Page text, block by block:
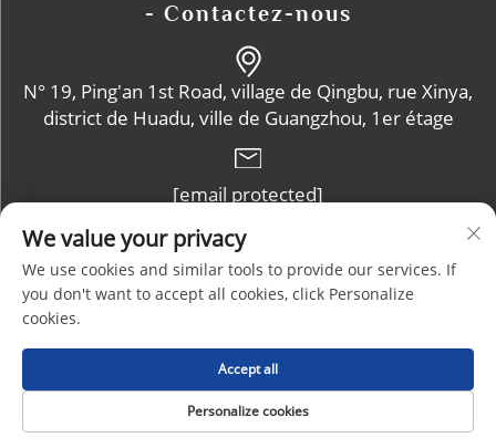
- Contactez-nous
N° 19, Ping'an 1st Road, village de Qingbu, rue Xinya,
district de Huadu, ville de Guangzhou, 1er étage
[email protected]
+86-13632102114
Droits d'auteur © Guangzhou Zhoucheng Plastic Products Co.,
BLOGUE|
We value your privacy
We use cookies and similar tools to provide our services. If
you don't want to accept all cookies, click Personalize
cookies.
Personalize cookies
Accept all